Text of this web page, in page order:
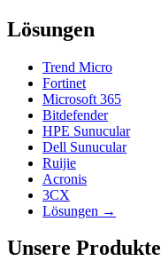
Lösungen
Trend Micro
Fortinet
Microsoft 365
Bitdefender
HPE Sunucular
Dell Sunucular
Ruijie
Acronis
3CX
Lösungen →
Unsere Produkte